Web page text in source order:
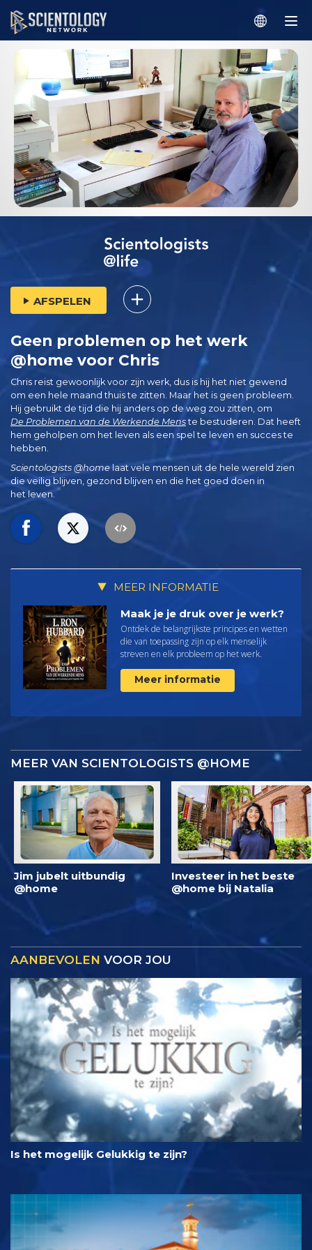
AFSPELEN
Geen problemen op het werk
@home voor Chris
Chris reist gewoonlijk voor zijn werk, dus is hij het niet gewend
om een hele maand thuis te zitten. Maar het is geen probleem.
Hij gebruikt de tijd die hij anders op de weg zou zitten, om
De Problemen van de Werkende Menste bestuderen. Dat heeft
hem geholpen om het leven als een spel te leven en succes te
hebben.
Scientologists @home laat vele mensen uit de hele wereld zien
die veilig blijven, gezond blijven en die het goed doen in
het leven.
MEER INFORMATIE
Maak je je druk over je werk?
Ontdek de belangrijkste principes en wetten
die van toepassing zijn op elk menselijk
streven en elk probleem op het werk.
Meer informatie
MEER VAN SCIENTOLOGISTS @HOME
Jim jubelt uitbundig
@home
Investeer in het beste
@home bij Natalia
AANBEVOLEN VOOR JOU
Is het mogelijk Gelukkig te zijn?